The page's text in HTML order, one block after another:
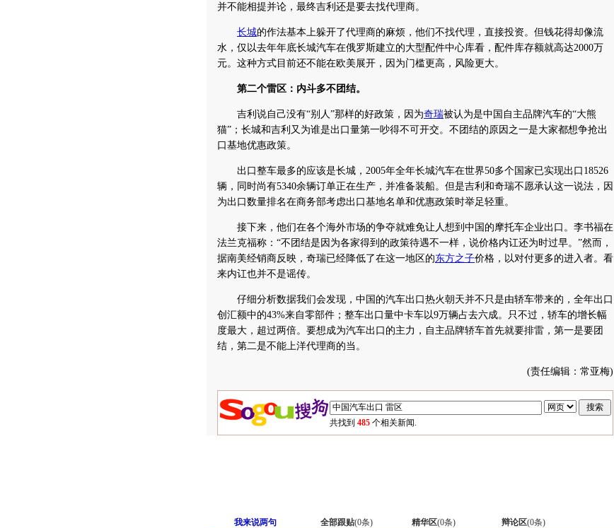
并不能相提并论，最终吉利还是要去找代理商。
长城的作法基本上躲开了代理商的麻烦，他们不找代理，直接投资。但钱花得却像流
水，仅以去年年底长城汽车在俄罗斯建立的大型配件中心库看，配件库存额就高达2000万
元。这种方式目前还不能在欧美展开，因为门槛更高，风险更大。
第二个雷区：内斗多不团结。
吉利说自己没有“别人”那样的好政策，因为奇瑞被认为是中国自主品牌汽车的“大熊
猫”；长城和吉利又为谁是出口量第一吵得不可开交。不团结的原因之一是大家都想争抢出
口基地优惠政策。
出口整车最多的应该是长城，2005年全年长城汽车在世界50多个国家已实现出口18526
辆，同时尚有5340余辆订单正在生产，并准备装船。但是吉利和奇瑞不愿承认这一说法，因
为出口数量排名在商务部考虑出口基地名单和优惠政策时举足轻重。
接下来，他们在各个海外市场的争夺就难免让人想到中国的摩托车企业出口。李书福在
法兰克福称：“不团结是因为各家得到的政策待遇不一样，说价格内讧还为时过早。”然而，
据南美经销商反映，奇瑞已经降低了在这一地区的东方之子价格，以对付更多的进入者。看
来内讧也并不是谣传。
仔细分析数据我们会发现，中国的汽车出口热火朝天并不只是由轿车带来的，全年出口
创汇额中的43%来自零部件；整车出口量中卡车以9万辆占去六成。只不过，轿车的增长幅
度最大，超过两倍。要想成为汽车出口的主力，自主品牌轿车首先就要排雷，第一是要团
结，第二是不能上洋代理商的当。
(责任编辑：常亚梅)
共找到 485 个相关新闻.
我来说两句 全部跟贴(0条) 精华区(0条) 辩论区(0条)